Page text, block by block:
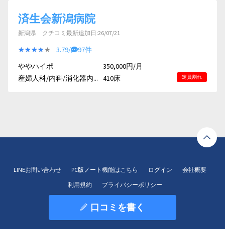
口コミを書く
済生会新潟病院
新潟県 クチコミ最新追加日:26/07/21
★★★★★
★★★★★ 3.79/
97件
ややハイポ
産婦人科/内科/消化器内...
350,000円/月
410床
定員割れ
LINEお問い合わせ PC版ノート機能はこちら ログイン
会社概要
利用規約
プライバシーポリシー
© 2020 HOKUTO Inc. All right reserved.